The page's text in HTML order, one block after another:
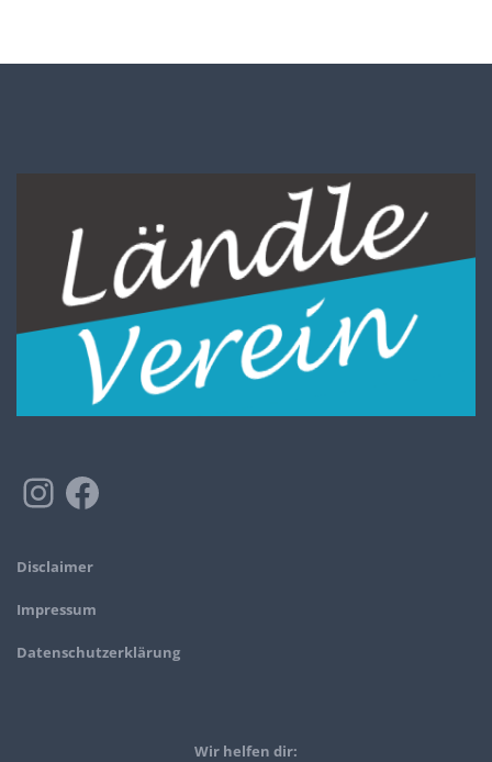
Disclaimer
Impressum
Datenschutzerklärung
Wir helfen dir: